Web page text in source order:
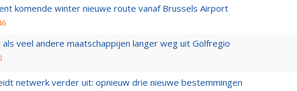
komende winter nieuwe route vanaf Brussels Airport
veel andere maatschappijen langer weg uit Golfregio
netwerk verder uit: opnieuw drie nieuwe bestemmingen